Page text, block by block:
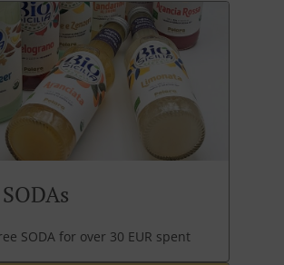
SODA for over 30 EUR spent